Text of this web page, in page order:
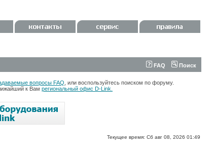
FAQ Поиск
вопросы FAQ , или воспользуйтесь поиском по форуму.
к Вам региональный офис D-Link.
Текущее время: Сб авг 08, 2026 01:49